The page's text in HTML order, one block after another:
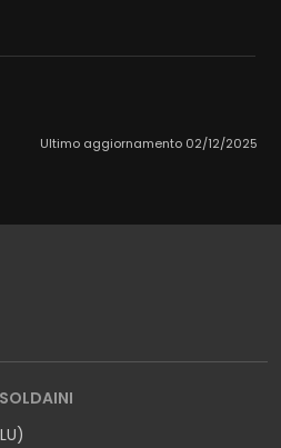
Ultimo aggiornamento 02/12/2025